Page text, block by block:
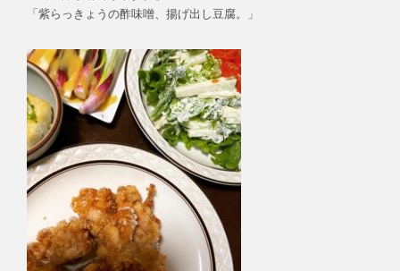
「紫らっきょうの酢味噌、揚げ出し豆腐。」